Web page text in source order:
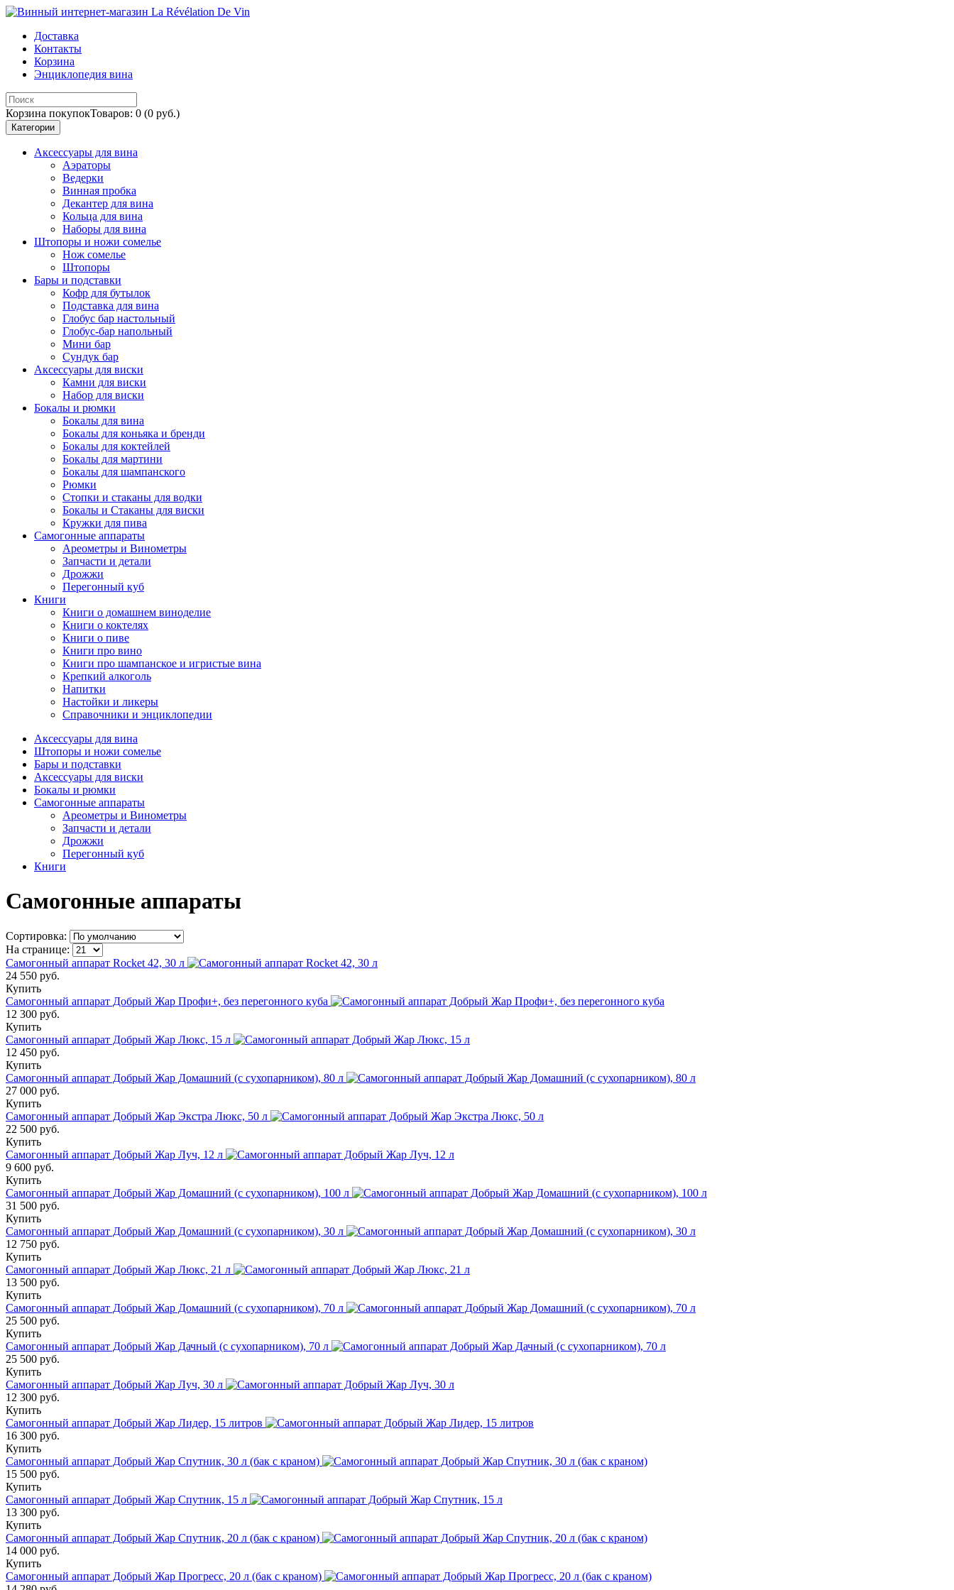
Доставка
Контакты
Корзина
Энциклопедия вина
Корзина покупокТоваров: 0 (0 руб.)
Категории
Аксессуары для вина
Аэраторы
Ведерки
Винная пробка
Декантер для вина
Кольца для вина
Наборы для вина
Штопоры и ножи сомелье
Нож сомелье
Штопоры
Бары и подставки
Кофр для бутылок
Подставка для вина
Глобус бар настольный
Глобус-бар напольный
Мини бар
Сундук бар
Аксессуары для виски
Камни для виски
Набор для виски
Бокалы и рюмки
Бокалы для вина
Бокалы для коньяка и бренди
Бокалы для коктейлей
Бокалы для мартини
Бокалы для шампанского
Рюмки
Стопки и стаканы для водки
Бокалы и Стаканы для виски
Кружки для пива
Самогонные аппараты
Ареометры и Винометры
Запчасти и детали
Дрожжи
Перегонный куб
Книги
Книги о домашнем виноделие
Книги о коктелях
Книги о пиве
Книги про вино
Книги про шампанское и игристые вина
Крепкий алкоголь
Напитки
Настойки и ликеры
Справочники и энциклопедии
Аксессуары для вина
Штопоры и ножи сомелье
Бары и подставки
Аксессуары для виски
Бокалы и рюмки
Самогонные аппараты
Ареометры и Винометры
Запчасти и детали
Дрожжи
Перегонный куб
Книги
Самогонные аппараты
Сортировка:
На странице:
Самогонный аппарат Rocket 42, 30 л
24 550 руб.
Купить
Самогонный аппарат Добрый Жар Профи+, без перегонного куба
12 300 руб.
Купить
Самогонный аппарат Добрый Жар Люкс, 15 л
12 450 руб.
Купить
Самогонный аппарат Добрый Жар Домашний (с сухопарником), 80 л
27 000 руб.
Купить
Самогонный аппарат Добрый Жар Экстра Люкс, 50 л
22 500 руб.
Купить
Самогонный аппарат Добрый Жар Луч, 12 л
9 600 руб.
Купить
Самогонный аппарат Добрый Жар Домашний (с сухопарником), 100 л
31 500 руб.
Купить
Самогонный аппарат Добрый Жар Домашний (с сухопарником), 30 л
12 750 руб.
Купить
Самогонный аппарат Добрый Жар Люкс, 21 л
13 500 руб.
Купить
Самогонный аппарат Добрый Жар Домашний (с сухопарником), 70 л
25 500 руб.
Купить
Самогонный аппарат Добрый Жар Дачный (с сухопарником), 70 л
25 500 руб.
Купить
Самогонный аппарат Добрый Жар Луч, 30 л
12 300 руб.
Купить
Самогонный аппарат Добрый Жар Лидер, 15 литров
16 300 руб.
Купить
Самогонный аппарат Добрый Жар Спутник, 30 л (бак с краном)
15 500 руб.
Купить
Самогонный аппарат Добрый Жар Спутник, 15 л
13 300 руб.
Купить
Самогонный аппарат Добрый Жар Спутник, 20 л (бак с краном)
14 000 руб.
Купить
Самогонный аппарат Добрый Жар Прогресс, 20 л (бак с краном)